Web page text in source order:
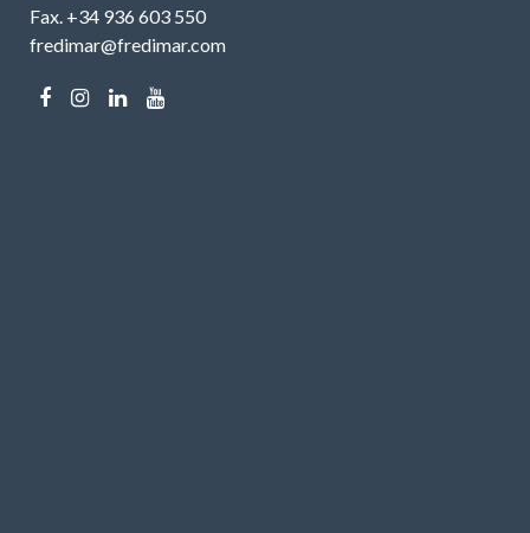
Fax. +34 936 603 550
fredimar@fredimar.com